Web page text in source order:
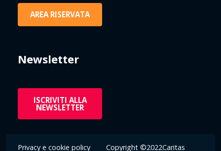
AREA RISERVATA
Newsletter
ISCRIVITI ALLA
NEWSLETTER
Privacy e cookie policy Copyright ©2022Caritas